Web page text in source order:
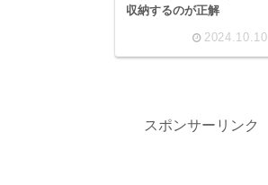
収納するのが正解
2024.10.10
スポンサーリンク